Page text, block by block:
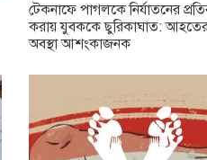
টেকনাফে পাগলকে নির্যাতনের
করায় যুবককে ছুরিকাঘাত:
অবস্থা আশংকাজনক